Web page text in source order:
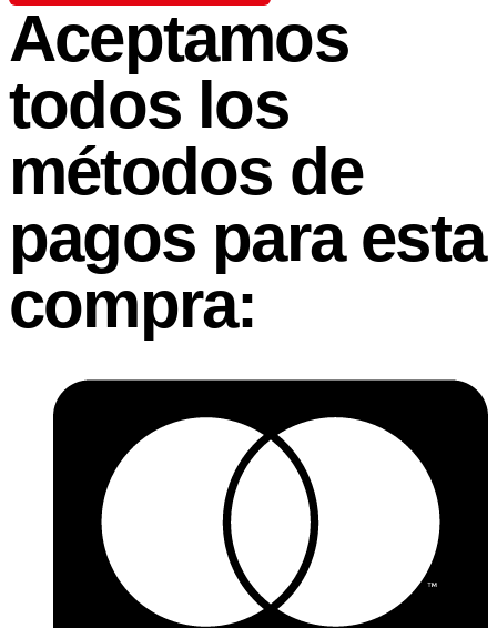
Aceptamos
todos los
métodos de
pagos para esta
compra: